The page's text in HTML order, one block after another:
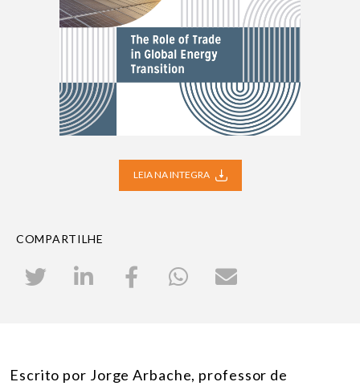
LEIA NA INTEGRA
COMPARTILHE
Escrito por Jorge Arbache, professor de